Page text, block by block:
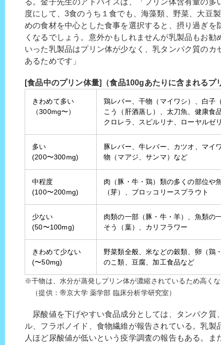
る。金子先生のアドバイスは、「プリン体含有量の多
度にして、3食のうち１食でも、海藻類、野菜、大豆
めの食材を中心とした食事を選択すると、摂り過ぎを
くなるでしょう。意外かもしれませんが乳製品もお勧
いった乳製品はプリン体が少なく、乳タンパク質のカ
あるためです」
[食品中のプリン体量]（食品100gあたりに含まれるプ
きわめて多い
（300mg〜）
鶏レバー、干物（マイワシ）、白子
こう（肝酒蒸し）、太刀魚、健康食
クロレラ、スピルリナ、ローヤルゼ
多い
(200〜300mg)
豚レバー、牛レバー、カツオ、マイ
物（マアジ、サンマ）など
中程度
(100〜200mg)
肉（豚・牛・鶏）類の多くの部位や
（芽）、ブロッコリースプラウト
少ない
(50〜100mg)
肉類の一部（豚・牛・羊）、魚類の
そう（葉）、カリフラワー
きわめて少ない
(〜50mg)
野菜類全般、米などの穀類、卵（鶏
のこ類、豆腐、加工食品など
※干物は、水分が蒸発しプリン体が濃縮されているため高く
（提供：帝京大学 薬学部 臨床分析学研究室）
尿酸値を下げやすい食品成分としては、タンパク質
ル、フラボノイド、食物繊維が報告されている。乳製
人ほど尿酸値が低いという疫学調査の報告もある。ま